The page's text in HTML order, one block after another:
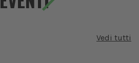
Vedi tutti